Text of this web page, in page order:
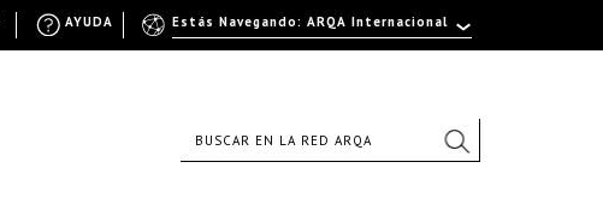
Estás Navegando: ARQA Internacional
AYUDA